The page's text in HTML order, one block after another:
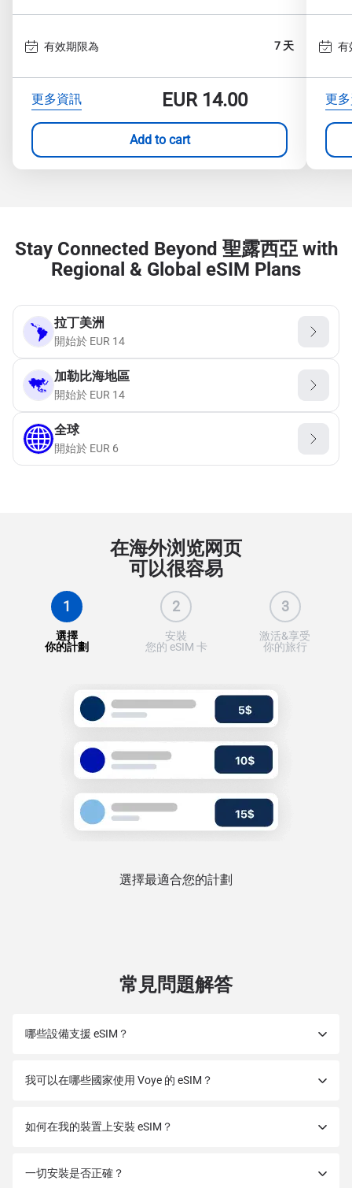
有效期限為 7 天
更多資訊 EUR14.00
Add to cart
有
更
Stay Connected Beyond 聖露西亞 with
Regional & Global eSIM Plans
拉丁美洲
開始於 EUR 14
加勒比海地區
開始於 EUR 14
全球
開始於 EUR 6
在海外浏览网页
可以很容易
1
選擇
你的計劃
2
安裝
您的 eSIM 卡
3
激活&享受
你的旅行
選擇最適合您的計劃
常見問題解答
哪些設備支援 eSIM？
我可以在哪些國家使用 Voye 的 eSIM？
如何在我的裝置上安裝 eSIM？
一切安裝是否正確？